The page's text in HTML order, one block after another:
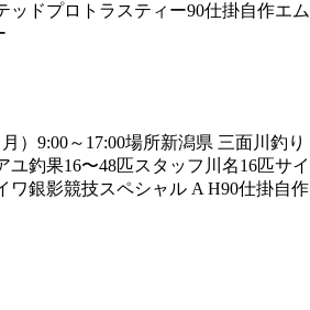
ッドプロトラスティー90仕掛自作エム
）9:00～17:00場所新潟県 三面川釣り
釣果16〜48匹スタッフ川名16匹サイ
ワ銀影競技スペシャル A H90仕掛自作